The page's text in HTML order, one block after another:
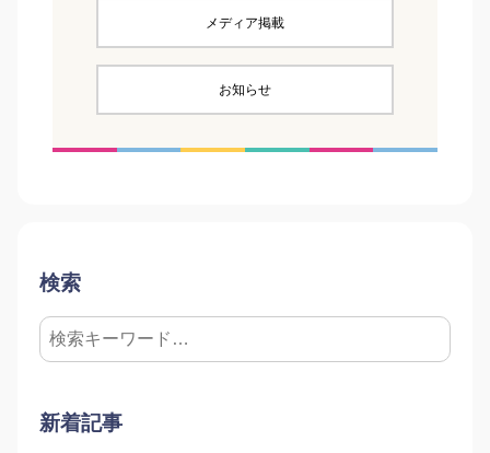
メディア掲載
お知らせ
検索
新着記事